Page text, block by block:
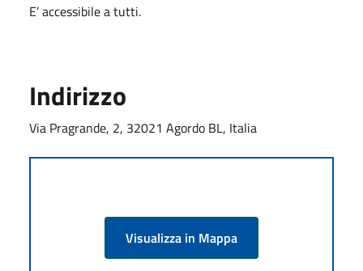
E’ accessibile a tutti.
Indirizzo
Via Pragrande, 2, 32021 Agordo BL, Italia
Visualizza in Mappa